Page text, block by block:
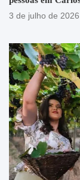
3 de julho de 2026